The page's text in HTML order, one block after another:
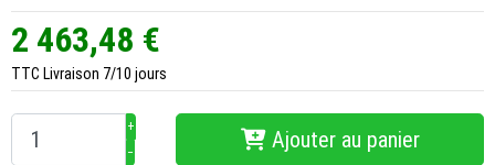
2 463,48 €
TTC Livraison 7/10 jours
+
−
Ajouter au panier